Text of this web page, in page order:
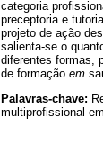
categoria
preceptoria e
projeto de ação
salienta-se o
diferentes formas,
de formação em
Palavras-chave:
multiprofissional